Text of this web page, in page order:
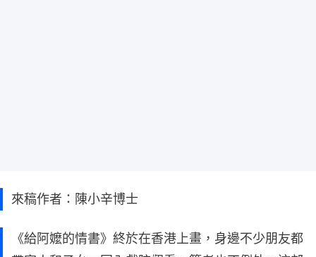
來稿作者：陳小辛博士
《給阿嬤的情書》終於在香港上畫，身邊不少朋友都